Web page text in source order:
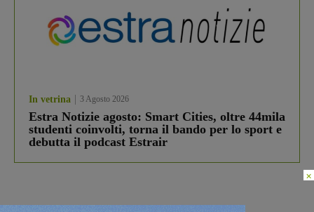
In vetrina 3 Agosto 2026
Estra Notizie agosto: Smart Cities, oltre 44mila
studenti coinvolti, torna il bando per lo sport e
debutta il podcast Estrair
×